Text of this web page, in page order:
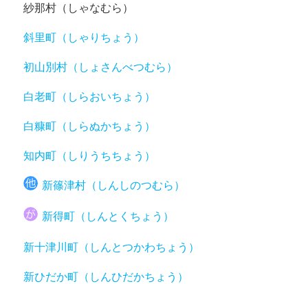
紗那村（しゃなむら）
斜里町（しゃりちょう）
初山別村（しょさんべつむら）
白老町（しらおいちょう）
白糠町（しらぬかちょう）
知内町（しりうちちょう）
新篠津村（しんしのつむら）
新得町（しんとくちょう）
新十津川町（しんとつかわちょう）
新ひだか町（しんひだかちょう）